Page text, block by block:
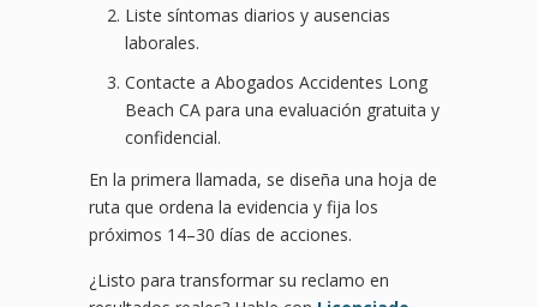
Liste síntomas diarios y ausencias
laborales.
Contacte a Abogados Accidentes Long
Beach CA para una evaluación gratuita y
confidencial.
En la primera llamada, se diseña una hoja de
ruta que ordena la evidencia y fija los
próximos 14–30 días de acciones.
¿Listo para transformar su reclamo en